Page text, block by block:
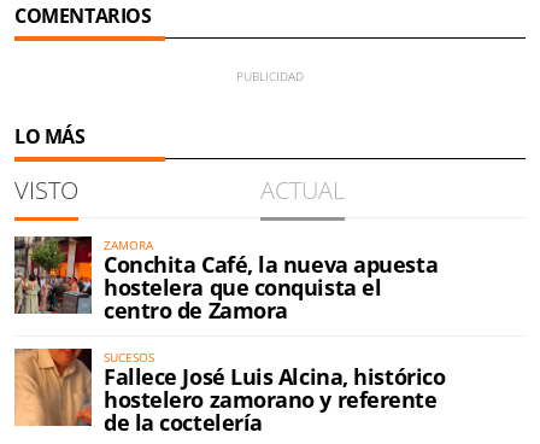
COMENTARIOS
LO MÁS
VISTO ACTUAL
ZAMORA
Conchita Café, la nueva apuesta
hostelera que conquista el
centro de Zamora
SUCESOS
Fallece José Luis Alcina, histórico
hostelero zamorano y referente
de la coctelería